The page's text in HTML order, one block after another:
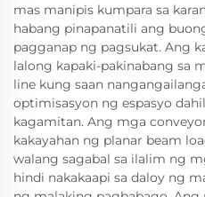
mas manipis kumpara sa
habang pinapanatili ang
pagganap ng pagsukat. Ang
lalong kapaki-pakinabang sa
line kung saan
optimisasyon ng espasyo
kagamitan. Ang mga
kakayahan ng planar beam
walang sagabal sa ilalim ng
hindi nakakaapi sa daloy ng